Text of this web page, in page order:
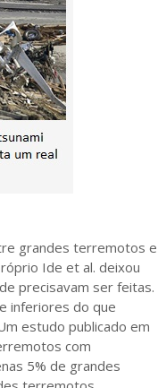
grandes terremotos e
Ide et al. deixou
precisavam ser feitas.
inferiores do que
estudo publicado em
com
5% de grandes